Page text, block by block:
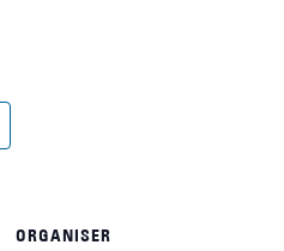
ORGANISER